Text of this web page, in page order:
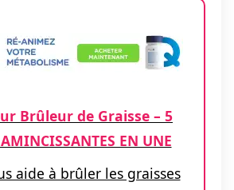
Brûleur de Graisse – 5
EN UNE
aide à brûler les graisses